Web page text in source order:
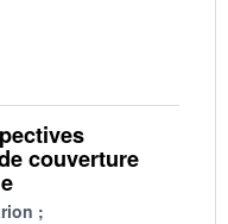
couverture